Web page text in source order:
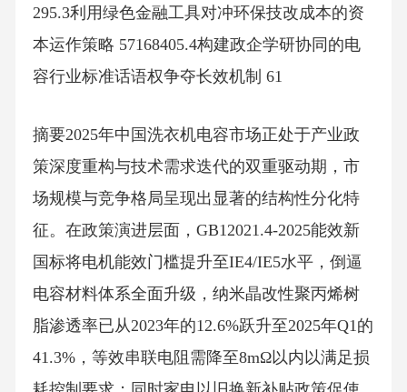
295.3利用绿色金融工具对冲环保技改成本的资
本运作策略 57168405.4构建政企学研协同的电
容行业标准话语权争夺长效机制 61
摘要2025年中国洗衣机电容市场正处于产业政
策深度重构与技术需求迭代的双重驱动期，市
场规模与竞争格局呈现出显著的结构性分化特
征。在政策演进层面，GB12021.4-2025能效新
国标将电机能效门槛提升至IE4/IE5水平，倒逼
电容材料体系全面升级，纳米晶改性聚丙烯树
脂渗透率已从2023年的12.6%跃升至2025年Q1的
41.3%，等效串联电阻需降至8mΩ以内以满足损